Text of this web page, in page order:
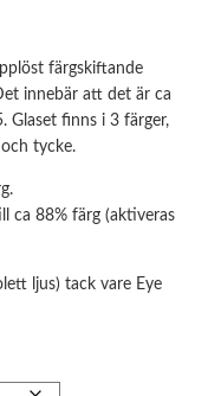
färgskiftande
innebär att det är ca
Glaset finns i 3 färger,
tycke.
ca 88% färg (aktiveras
ljus) tack vare Eye